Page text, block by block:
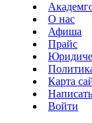
О нас
Афиша
Прайс
Карта
Войти